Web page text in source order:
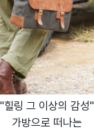
"힐링 그 이상의 감성"
가방으로 떠나는